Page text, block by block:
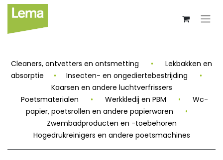
Cleaners, ontvetters en ontsmetting •
Lekbakken en
absorptie
• Insecten- en ongediertebestrijding
•
Kaarsen en andere luchtverfrissers
Poetsmaterialen
• Werkkledij en PBM •
Wc-
papier, poetsrollen en andere papierwaren
•
Zwembadproducten en -toebehoren
Hogedrukreinigers en andere poetsmachines